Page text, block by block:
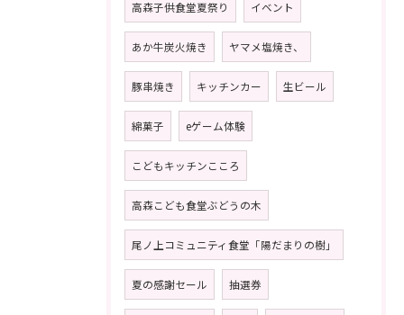
高森子供食堂夏祭り イベント
あか牛炭火焼き ヤマメ塩焼き、
豚串焼き キッチンカー 生ビール
綿菓子 eゲーム体験
こどもキッチンこころ
高森こども食堂ぶどうの木
尾ノ上コミュニティ食堂「陽だまりの樹」
夏の感謝セール 抽選券